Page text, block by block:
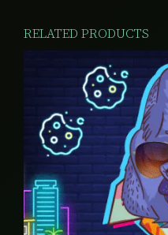
RELATED PRODUCTS